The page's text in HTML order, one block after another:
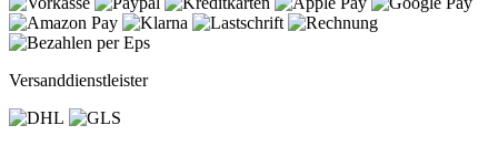
Versanddienstleister